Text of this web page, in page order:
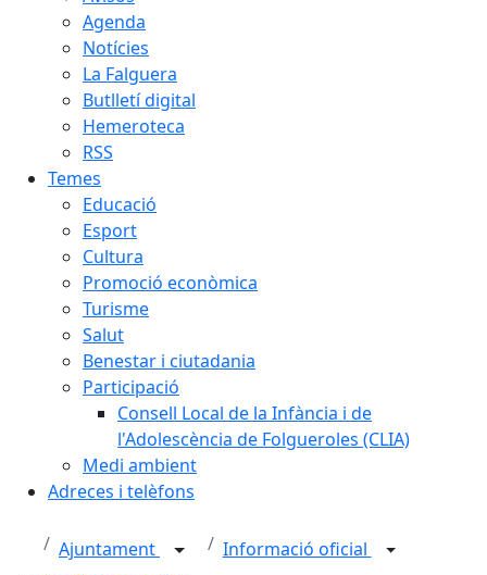
Agenda
Notícies
La Falguera
Butlletí digital
Hemeroteca
RSS
Temes
Educació
Esport
Cultura
Promoció econòmica
Turisme
Salut
Benestar i ciutadania
Participació
Consell Local de la Infància i de
l'Adolescència de Folgueroles (CLIA)
Medi ambient
Adreces i telèfons
Ajuntament
Informació oficial